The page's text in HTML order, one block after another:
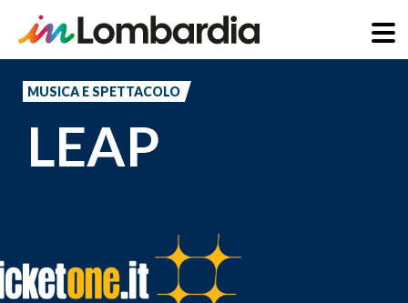
principale
MUSICA E SPETTACOLO
LEAP